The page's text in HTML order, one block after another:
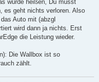
würde heißen, Du musst
es geht nichts verloren. Also
Auto mit (abzgl
wird dann ja nichts. Erst
die Leistung wieder.
Die Wallbox ist so
zählt.